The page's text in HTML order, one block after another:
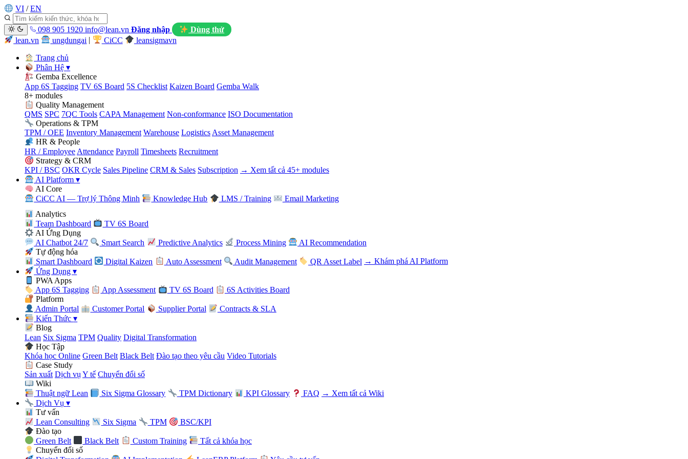
VI / EN
098 905 1920 info@lean.vn Đăng nhập
Dùng thử
lean.vn
ungdungai CiCC leansigmavn
Trang chủ
Phân Hệ▾
Gemba Excellence
App 6S Tagging TV 6S Board 5S Checklist Kaizen Board Gemba Walk
8+ modules
Quality Management
QMS SPC 7QC Tools CAPA Management Non-conformance ISO Documentation
Operations & TPM
TPM / OEE Inventory Management Warehouse LogisticsAsset Management
HR & People
HR / Employee Attendance Payroll Timesheets Recruitment
Strategy & CRM
KPI / BSC OKR Cycle Sales Pipeline CRM & Sales Subscription → Xem tất cả 45+ modules
AI Platform▾
AI Core
CiCC AI — Trợ lý Thông Minh
Knowledge Hub LMS / Training
Email Marketing
Analytics
Team Dashboard
TV 6S Board
AI Ứng Dụng
AI Chatbot 24/7
Smart Search Predictive Analytics Process Mining
AI Recommendation
Tự động hóa
Smart Dashboard
Digital Kaizen Auto Assessment Audit Management QR Asset Label → Khám phá AI Platform
Ứng Dụng▾
PWA Apps
App 6S Tagging
App Assessment TV 6S Board
6S Activities Board
Platform
Admin Portal
Customer Portal Supplier Portal
Contracts & SLA
Kiến Thức▾
Blog
Lean Six Sigma TPM Quality Digital Transformation
Học Tập
Khóa học Online Green Belt Black Belt Đào tạo theo yêu cầu Video Tutorials
Case Study
Sản xuất Dịch vụ Y tế Chuyển đổi số
Wiki
Thuật ngữ Lean
Six Sigma Glossary TPM Dictionary KPI Glossary FAQ → Xem tất cả Wiki
Dịch Vụ▾
Tư vấn
Lean Consulting
Six Sigma TPM
BSC/KPI
Đào tạo
Green Belt
Black Belt Custom Training
Tất cả khóa học
Chuyển đổi số